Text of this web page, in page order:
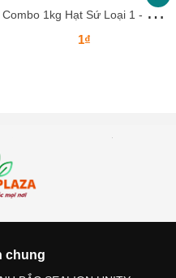
C
ombo 1kg Hạt Sứ Loại 1 - Đồ Chơi Xúc Cát Cho Bé – Giải Pháp Vừa Vui Vừa Học, An Toàn Tuyệt Đối Cho Bé Yêu
1₫
chung